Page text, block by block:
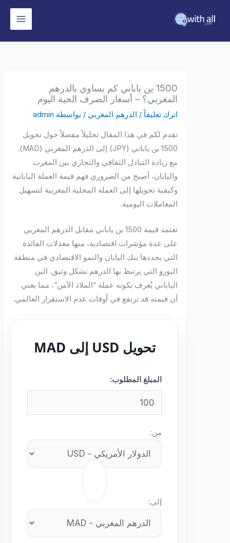
1500 ين ياباني كم يساوي بالدرهم
المغربي؟ – أسعار الصرف الحية اليوم
اترك تعليقاً /الدرهم المغربي/ بواسطة admin
نقدم لكم في هذا المقال تحليلاً مفصلاً حول تحويل
1500 ين ياباني (JPY) إلى الدرهم المغربي (MAD).
مع زيادة التبادل الثقافي والتجاري بين المغرب
واليابان، أصبح من الضروري فهم قيمة العملة اليابانية
وكيفية تحويلها إلى العملة المحلية المغربية لتسهيل
المعاملات اليومية.
تعتمد قيمة 1500 ين ياباني مقابل الدرهم المغربي
على عدة مؤشرات اقتصادية، منها معدلات الفائدة
التي يحددها بنك اليابان والنمو الاقتصادي في منطقة
اليورو التي يرتبط بها الدرهم بشكل وثيق. الين
الياباني يُعرف بكونه عملة “الملاذ الآمن”، مما يعني
أن قيمته قد ترتفع في أوقات عدم الاستقرار العالمي.
تحويل USD إلى MAD
المبلغ المطلوب: